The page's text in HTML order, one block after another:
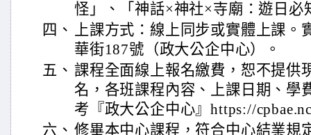
怪」、「神話×神社×寺廟：遊日必
四、
上課方式：線上同步或實體上課。
華街187號（政大公企中心）。
五、 課程全面線上報名繳費，恕不提供
名，各班課程內容、上課日期、學
考『政大公企中心』https://
六、 修畢本中心課程，符合中心結業規